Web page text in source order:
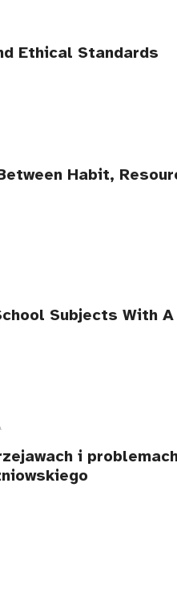
Ethical Standards
Habit,
Subjects With
i